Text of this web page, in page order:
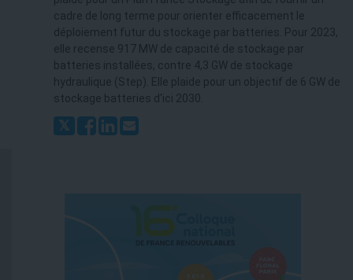
cadre de long terme pour orienter efficacement le
déploiement futur du stockage par batteries. Pour 2023,
elle recense 917 MW de capacité de stockage par
batteries installées, contre 4,3 GW de stockage
hydraulique (Step). Elle plaide pour un objectif de 6 GW de
stockage batteries d'ici 2030.